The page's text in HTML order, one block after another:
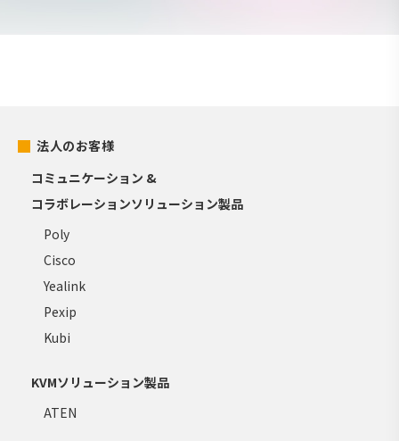
法人のお客様
コミュニケーション &
コラボレーションソリューション製品
Poly
Cisco
Yealink
Pexip
Kubi
KVMソリューション製品
ATEN